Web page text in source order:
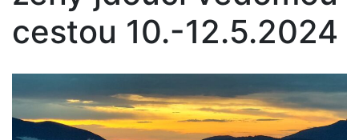
cestou 10.-12.5.2024